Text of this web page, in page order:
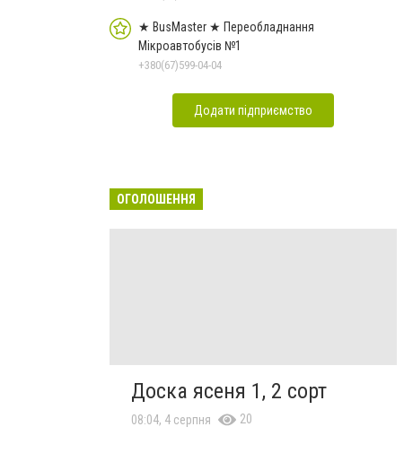
★ BusMaster ★ Переобладнання
Мікроавтобусів №1
+380(67)599-04-04
Додати підприємство
ОГОЛОШЕННЯ
Доска ясеня 1, 2 сорт
08:04, 4 серпня 20